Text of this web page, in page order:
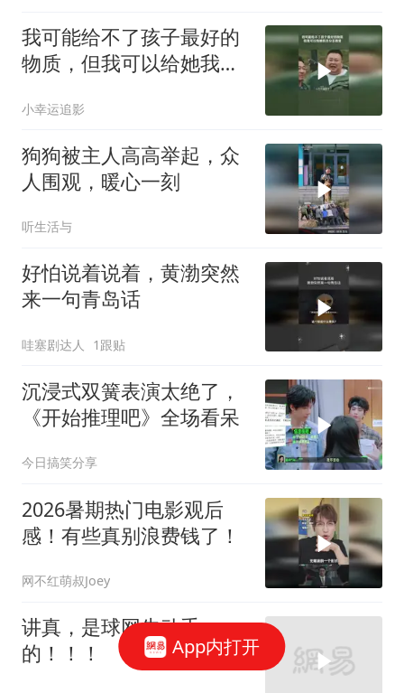
我可能给不了孩子最好的
物质，但我可以给她我百
小幸运追影
狗狗被主人高高举起，众
人围观，暖心一刻
听生活与
好怕说着说着，黄渤突然
来一句青岛话
哇塞剧达人 1跟贴
沉浸式双簧表演太绝了，
《开始推理吧》全场看呆
今日搞笑分享
2026暑期热门电影观后
感！有些真别浪费钱了！
网不红萌叔Joey
讲真，是球网先动手
的！！！
App内打开